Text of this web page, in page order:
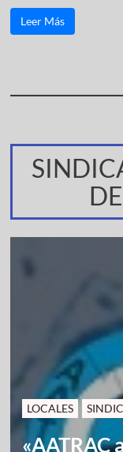
Leer Más
LOCALES
«AATRAC